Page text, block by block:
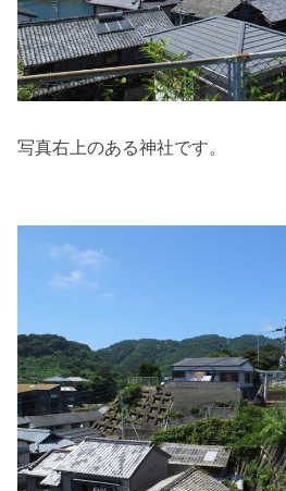
写真右上のある神社です。